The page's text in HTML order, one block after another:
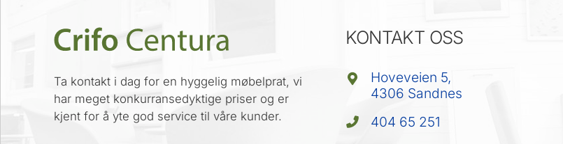
Ta kontakt i dag for en hyggelig møbelprat, vi
har meget konkurransedyktige priser og er
kjent for å yte god service til våre kunder.
KONTAKT OSS
Hoveveien 5,
4306 Sandnes
404 65 251